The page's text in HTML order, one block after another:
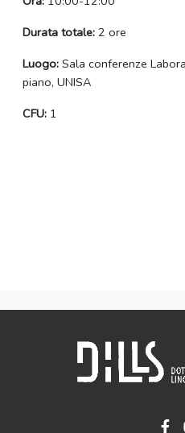
Durata totale: 2 ore
Luogo: Sala conferenze
piano, UNISA
CFU: 1